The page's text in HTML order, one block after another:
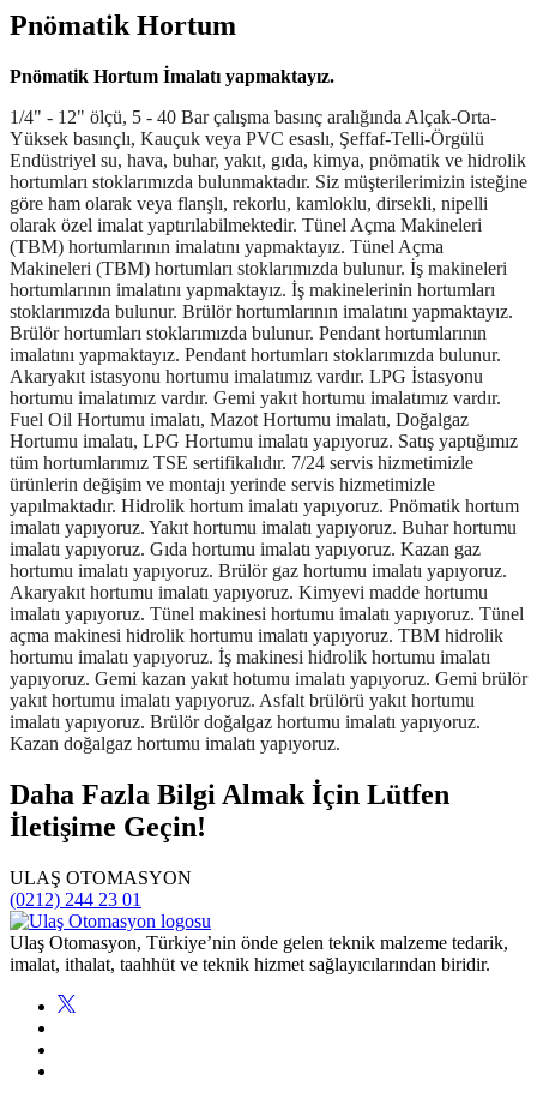
Pnömatik Hortum
Pnömatik Hortum İmalatı yapmaktayız.
1/4" - 12" ölçü, 5 - 40 Bar çalışma basınç aralığında Alçak-Orta-
Yüksek basınçlı, Kauçuk veya PVC esaslı, Şeffaf-Telli-Örgülü
Endüstriyel su, hava, buhar, yakıt, gıda, kimya, pnömatik ve hidrolik
hortumları stoklarımızda bulunmaktadır. Siz müşterilerimizin isteğine
göre ham olarak veya flanşlı, rekorlu, kamloklu, dirsekli, nipelli
olarak özel imalat yaptırılabilmektedir. Tünel Açma Makineleri
(TBM) hortumlarının imalatını yapmaktayız. Tünel Açma
Makineleri (TBM) hortumları stoklarımızda bulunur. İş makineleri
hortumlarının imalatını yapmaktayız. İş makinelerinin hortumları
stoklarımızda bulunur. Brülör hortumlarının imalatını yapmaktayız.
Brülör hortumları stoklarımızda bulunur. Pendant hortumlarının
imalatını yapmaktayız. Pendant hortumları stoklarımızda bulunur.
Akaryakıt istasyonu hortumu imalatımız vardır. LPG İstasyonu
hortumu imalatımız vardır. Gemi yakıt hortumu imalatımız vardır.
Fuel Oil Hortumu imalatı, Mazot Hortumu imalatı, Doğalgaz
Hortumu imalatı, LPG Hortumu imalatı yapıyoruz. Satış yaptığımız
tüm hortumlarımız TSE sertifikalıdır. 7/24 servis hizmetimizle
ürünlerin değişim ve montajı yerinde servis hizmetimizle
yapılmaktadır. Hidrolik hortum imalatı yapıyoruz. Pnömatik hortum
imalatı yapıyoruz. Yakıt hortumu imalatı yapıyoruz. Buhar hortumu
imalatı yapıyoruz. Gıda hortumu imalatı yapıyoruz. Kazan gaz
hortumu imalatı yapıyoruz. Brülör gaz hortumu imalatı yapıyoruz.
Akaryakıt hortumu imalatı yapıyoruz. Kimyevi madde hortumu
imalatı yapıyoruz. Tünel makinesi hortumu imalatı yapıyoruz. Tünel
açma makinesi hidrolik hortumu imalatı yapıyoruz. TBM hidrolik
hortumu imalatı yapıyoruz. İş makinesi hidrolik hortumu imalatı
yapıyoruz. Gemi kazan yakıt hotumu imalatı yapıyoruz. Gemi brülör
yakıt hortumu imalatı yapıyoruz. Asfalt brülörü yakıt hortumu
imalatı yapıyoruz. Brülör doğalgaz hortumu imalatı yapıyoruz.
Kazan doğalgaz hortumu imalatı yapıyoruz.
Daha Fazla Bilgi Almak İçin Lütfen
İletişime Geçin!
ULAŞ OTOMASYON
(0212) 244 23 01
Ulaş Otomasyon, Türkiye’nin önde gelen teknik malzeme tedarik,
imalat, ithalat, taahhüt ve teknik hizmet sağlayıcılarından biridir.